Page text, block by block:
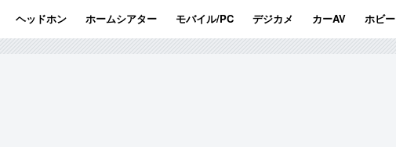
ヘッドホン ホームシアター モバイル/PC デジカメ カーAV ホビー